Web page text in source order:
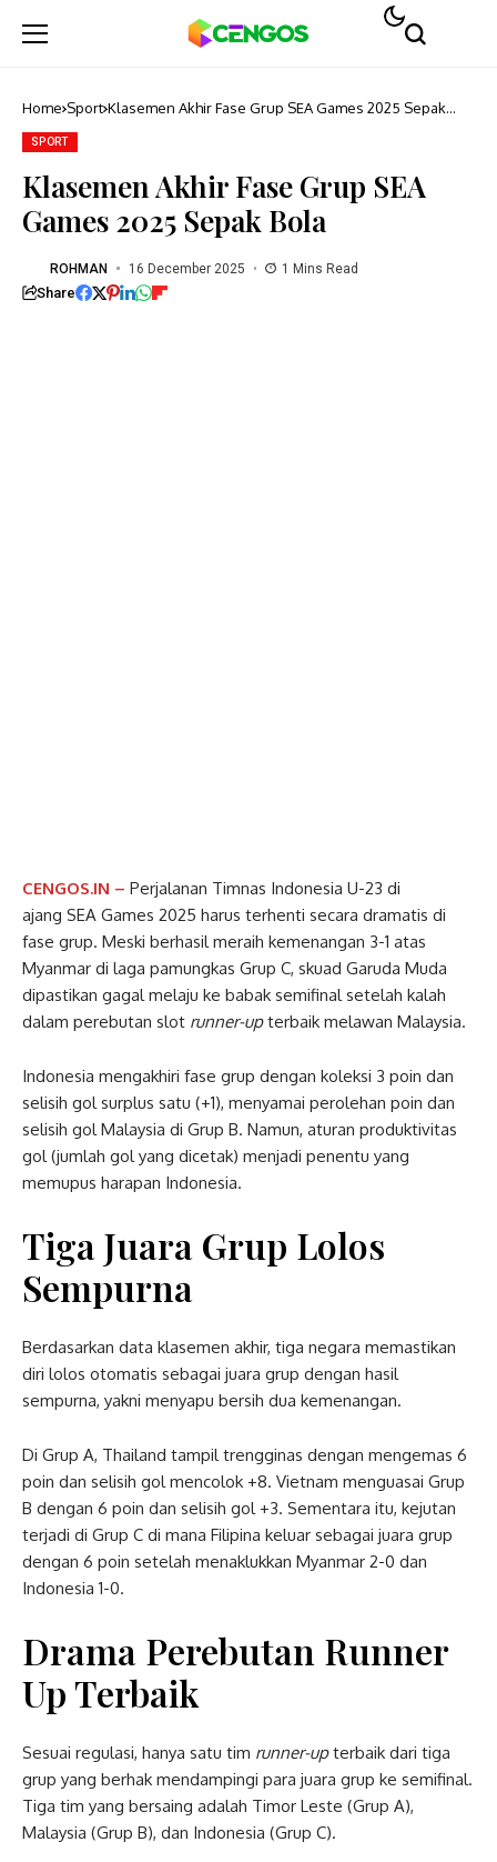
Home Sport Klasemen Akhir Fase Grup SEA Games 2025 Sepak
SPORT
Klasemen Akhir Fase Grup SEA
Games 2025 Sepak Bola
ROHMAN 16 December 2025 1 Mins Read
Share
CENGOS.IN – Perjalanan Timnas Indonesia U-23 di
ajang SEA Games 2025 harus terhenti secara dramatis di
fase grup. Meski berhasil meraih kemenangan 3-1 atas
Myanmar di laga pamungkas Grup C, skuad Garuda Muda
dipastikan gagal melaju ke babak semifinal setelah kalah
dalam perebutan slot runner-upterbaik melawan Malaysia.
Indonesia mengakhiri fase grup dengan koleksi 3 poin dan
selisih gol surplus satu (+1), menyamai perolehan poin dan
selisih gol Malaysia di Grup B. Namun, aturan produktivitas
gol (jumlah gol yang dicetak) menjadi penentu yang
memupus harapan Indonesia.
Tiga Juara Grup Lolos
Sempurna
Berdasarkan data klasemen akhir, tiga negara memastikan
diri lolos otomatis sebagai juara grup dengan hasil
sempurna, yakni menyapu bersih dua kemenangan.
Di Grup A, Thailand tampil trengginas dengan mengemas 6
poin dan selisih gol mencolok +8. Vietnam menguasai Grup
B dengan 6 poin dan selisih gol +3. Sementara itu, kejutan
terjadi di Grup C di mana Filipina keluar sebagai juara grup
dengan 6 poin setelah menaklukkan Myanmar 2-0 dan
Indonesia 1-0.
Drama Perebutan Runner
Up Terbaik
Sesuai regulasi, hanya satu tim runner-upterbaik dari tiga
grup yang berhak mendampingi para juara grup ke semifinal.
Tiga tim yang bersaing adalah Timor Leste (Grup A),
Malaysia (Grup B), dan Indonesia (Grup C).